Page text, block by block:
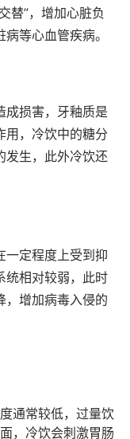
替”，增加心脏负
等心血管疾病。
成损害，牙釉质是
用，冷饮中的糖分
发生，此外冷饮还
一定程度上受到抑
统相对较弱，此时
，增加病毒入侵的
通常较低，过量饮
，冷饮会刺激胃肠